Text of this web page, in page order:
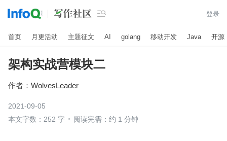
 登录
首页 月更活动 主题征文 AI golang 移动开发 Java 开源
架构实战营模块二
作者： WolvesLeader
2021-09-05
本文字数：252 字
阅读完需：约 1 分钟